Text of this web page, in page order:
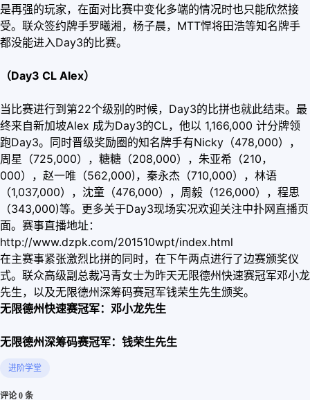
是再强的玩家，在面对比赛中变化多端的情况时也只能欣然接
受。联众签约牌手罗曦湘，杨子晨，MTT悍将田浩等知名牌手
都没能进入Day3的比赛。
（Day3 CL Alex）
当比赛进行到第22个级别的时候，Day3的比拼也就此结束。最
终来自新加坡Alex 成为Day3的CL，他以 1,166,000 计分牌领
跑Day3。同时晋级奖励圈的知名牌手有Nicky（478,000），
周星（725,000），糖糖（208,000），朱亚希（210，
000），赵一唯（562,000)，秦永杰（710,000），林语
（1,037,000），沈童（476,000），周毅（126,000），程思
（343,000)等。更多关于Day3现场实况欢迎关注中扑网直播页
面。赛事直播地址：
http://www.dzpk.com/201510wpt/index.html
在主赛事紧张激烈比拼的同时，在下午两点进行了边赛颁奖仪
式。联众高级副总裁冯青女士为昨天无限德州快速赛冠军邓小龙
先生，以及无限德州深筹码赛冠军钱荣生先生颁奖。
无限德州快速赛冠军：邓小龙先生
无限德州深筹码赛冠军：钱荣生先生
进阶学堂
评论 0 条